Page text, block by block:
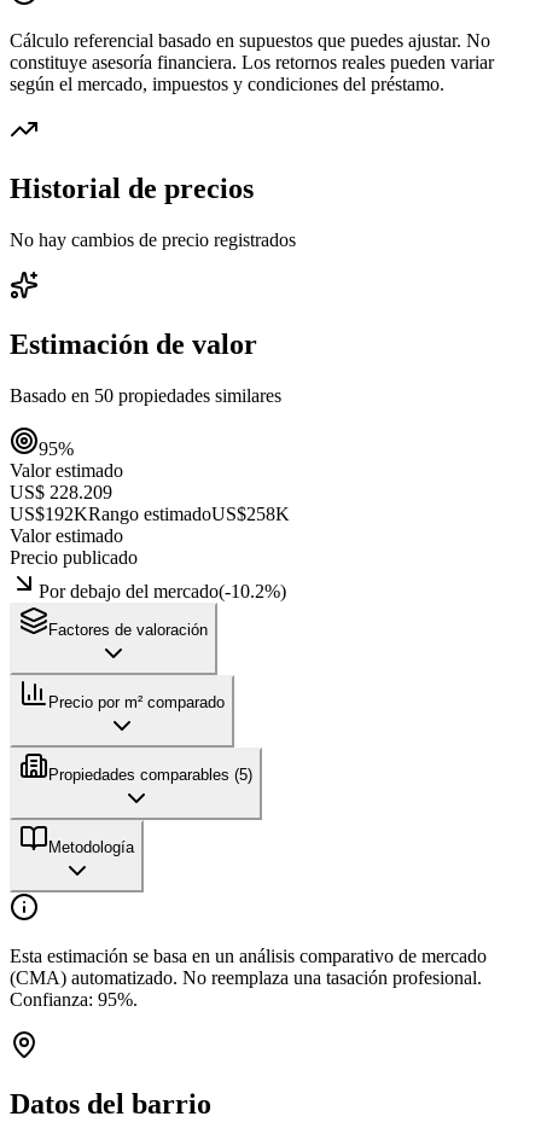
Cálculo referencial basado en supuestos que puedes ajustar. No
constituye asesoría financiera. Los retornos reales pueden variar
según el mercado, impuestos y condiciones del préstamo.
Historial de precios
No hay cambios de precio registrados
Estimación de valor
Basado en 50 propiedades similares
95%
Valor estimado
US$ 228.209
US$192KRango estimadoUS$258K
Valor estimado
Precio publicado
Por debajo del mercado(-10.2%)
Factores de valoración
Precio por m² comparado
Propiedades comparables (5)
Metodología
Esta estimación se basa en un análisis comparativo de mercado
(CMA) automatizado. No reemplaza una tasación profesional.
Confianza: 95%.
Datos del barrio